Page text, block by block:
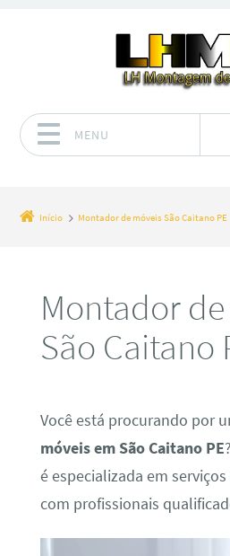
MENU
Início Montador de móveis São Caitano PE
Montador
São Caitano
Você está procurando por
móveis em São Caitano PE
é especializada em
com profissionais